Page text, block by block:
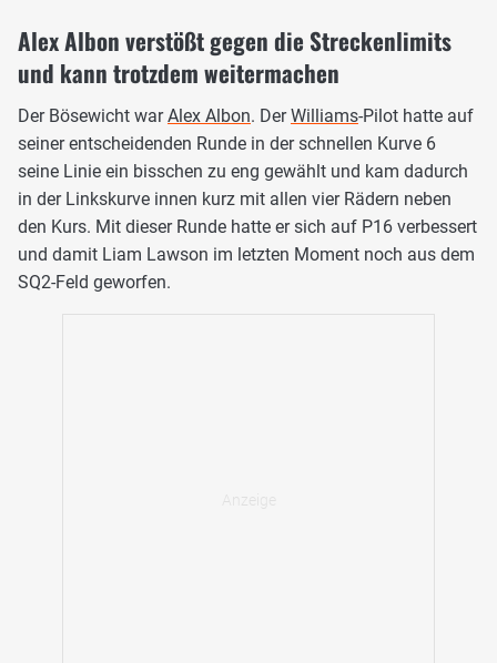
Alex Albon verstößt gegen die Streckenlimits
und kann trotzdem weitermachen
Der Bösewicht warAlex Albon. DerWilliams-Pilot hatte auf
seiner entscheidenden Runde in der schnellen Kurve 6
seine Linie ein bisschen zu eng gewählt und kam dadurch
in der Linkskurve innen kurz mit allen vier Rädern neben
den Kurs. Mit dieser Runde hatte er sich auf P16 verbessert
und damit Liam Lawson im letzten Moment noch aus dem
SQ2-Feld geworfen.